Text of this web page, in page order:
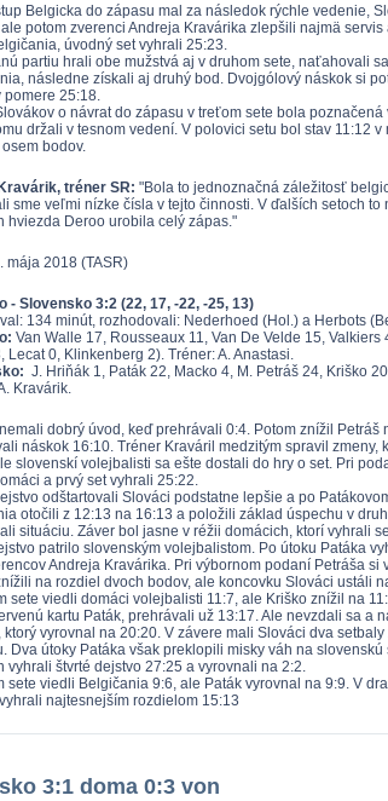
Belgicka do zápasu mal za následok rýchle vedenie,
potom zverenci Andreja Kravárika zlepšili najmä
úvodný set vyhrali 25:23.
partiu hrali obe mužstvá aj v druhom sete, naťahovali
následne získali aj druhý bod. Dvojgólový náskok si
pomere 25:18.
o návrat do zápasu v treťom sete bola
držali v tesnom vedení. V polovici setu bol stav 11:12
bodov.
tréner SR: "Bola to jednoznačná záležitosť
sme veľmi nízke čísla v tejto činnosti. V ďalších setoch
hviezda Deroo urobila celý zápas."
mája 2018 (TASR)
- Slovensko 3:2 (22, 17, -22, -25, 13)
134 minút, rozhodovali: Nederhoed (Hol.) a Herbots
Van Walle 17, Rousseaux 11, Van De Velde 15,
Lecat 0, Klinkenberg 2). Tréner: A. Anastasi.
J. Hriňák 1, Paták 22, Macko 4, M. Petráš 24, Kriško
Kravárik.
dobrý úvod, keď prehrávali 0:4. Potom znížil
náskok 16:10. Tréner Kraváril medzitým spravil
slovenskí volejbalisti sa ešte dostali do hry o set. Pri
a prvý set vyhrali 25:22.
odštartovali Slováci podstatne lepšie a po
otočili z 12:13 na 16:13 a položili základ úspechu v
situáciu. Záver bol jasne v réžii domácich, ktorí vyhrali
patrilo slovenským volejbalistom. Po útoku Patáka
Andreja Kravárika. Pri výbornom podaní Petráša
na rozdiel dvoch bodov, ale koncovku Slováci ustáli
sete viedli domáci volejbalisti 11:7, ale Kriško znížil na
kartu Paták, prehrávali už 13:17. Ale nevzdali sa a
ktorý vyrovnal na 20:20. V závere mali Slováci dva
Dva útoky Patáka však preklopili misky váh na
vyhrali štvrté dejstvo 27:25 a vyrovnali na 2:2.
sete viedli Belgičania 9:6, ale Paták vyrovnal na 9:9. V
najtesnejším rozdielom 15:13
3:1 doma 0:3 von